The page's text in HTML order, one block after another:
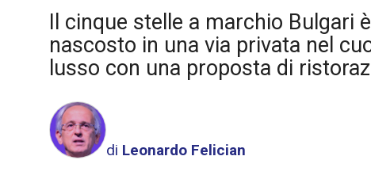
Il cinque stelle a marchio Bulgari
nascosto in una via privata nel
lusso con una proposta di
di Leonardo Felician